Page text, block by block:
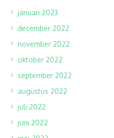
januari 2023
december 2022
november 2022
oktober 2022
september 2022
augustus 2022
juli 2022
juni 2022